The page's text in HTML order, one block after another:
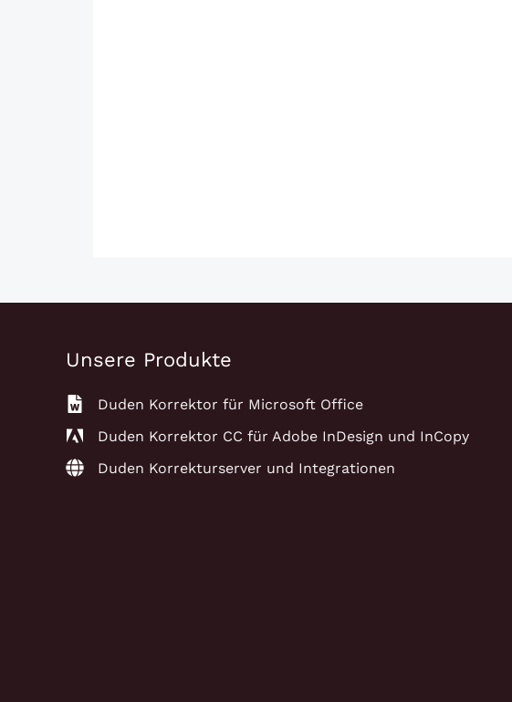
Unsere Produkte
Duden Korrektor für Microsoft Office
Duden Korrektor CC für Adobe InDesign und InCopy
Duden Korrekturserver und Integrationen